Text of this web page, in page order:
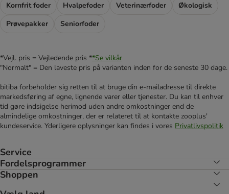
Kornfrit foder
Hvalpefoder Veterinærfoder
Økologisk
Prøvepakker
Seniorfoder
*Vejl. pris = Vejledende pris **Se vilkår
"Normalt" = Den laveste pris på varianten inden for de seneste 30 dage.
bitiba forbeholder sig retten til at bruge din e-mailadresse til direkte
markedsføring af egne, lignende varer eller tjenester. Du kan til enhver
tid gøre indsigelse herimod uden andre omkostninger end de
almindelige omkostninger, der er relateret til at kontakte zooplus'
kundeservice. Yderligere oplysninger kan findes i vores Privatlivspolitik
Service
Fordelsprogrammer
Shoppen